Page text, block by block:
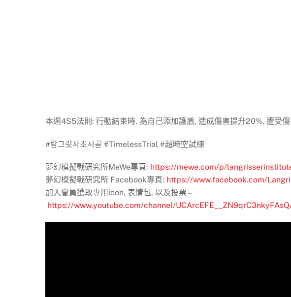
本週4S5法則: 行動結束時, 為自己添加護盾, 造成傷害提升20%, 遭受
#랑그릿사초시공 #TimelessTrial #超時空試練
夢幻模擬戰研究所MeWe專頁: https://mewe.com/p/
夢幻模擬戰研究所 Facebook專頁: https://www.facebook.com/
加入會員獲取專用icon, 表情包, 以及投票 –
https://www.youtube.com/channel/